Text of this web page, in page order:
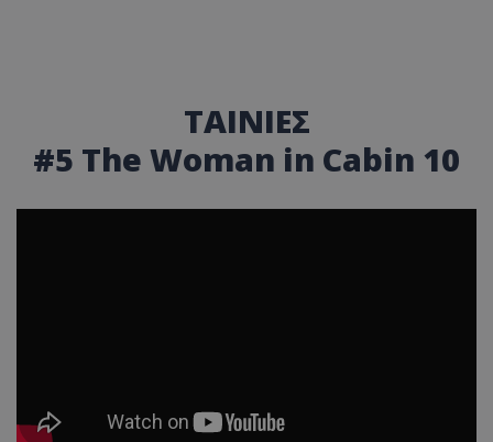
ΤΑΙΝΙΕΣ
#5 The Woman in Cabin 10